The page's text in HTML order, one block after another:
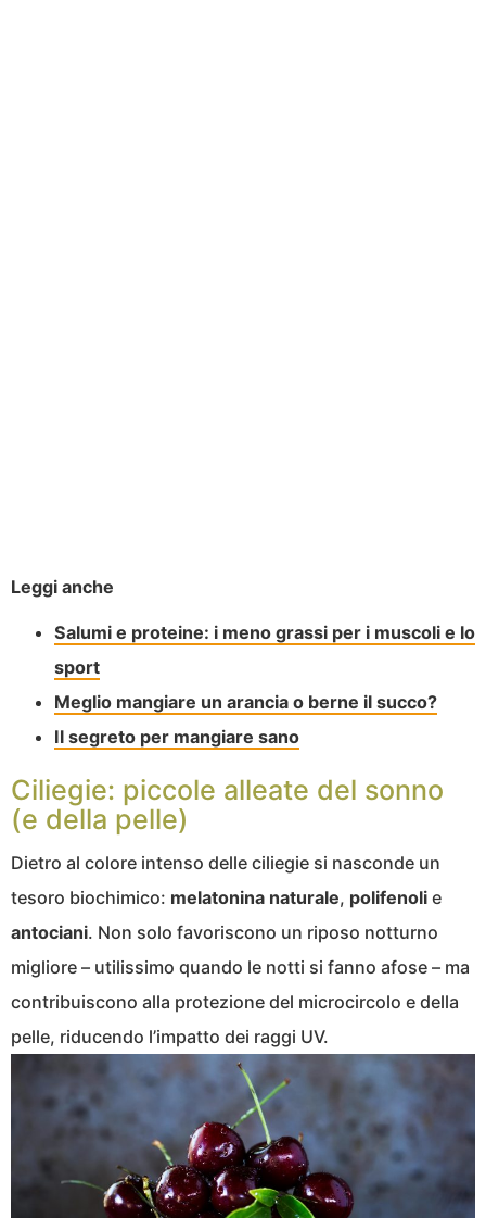
Leggi anche
Salumi e proteine: i meno grassi per i muscoli e lo
sport
Meglio mangiare un arancia o berne il succo?
Il segreto per mangiare sano
Ciliegie: piccole alleate del sonno
(e della pelle)
Dietro al colore intenso delle ciliegie si nasconde un
tesoro biochimico: melatonina naturale, polifenoli e
antociani. Non solo favoriscono un riposo notturno
migliore – utilissimo quando le notti si fanno afose – ma
contribuiscono alla protezione del microcircolo e della
pelle, riducendo l’impatto dei raggi UV.